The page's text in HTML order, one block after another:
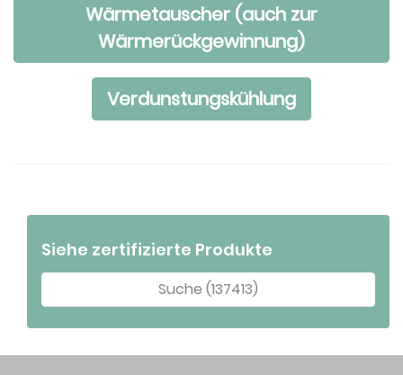
Wärmetauscher (auch zur
Wärmerückgewinnung)
Verdunstungskühlung
Siehe zertifizierte Produkte
Suche (137413)